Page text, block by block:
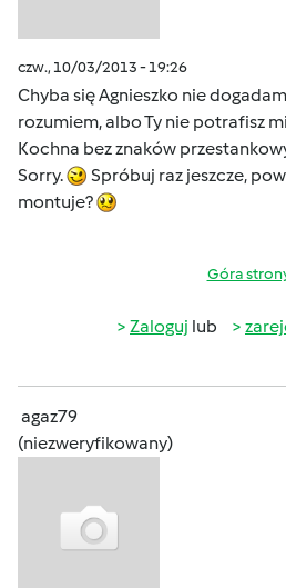
czw., 10/03/2013 - 19:26
Chyba się Agnieszko nie
rozumiem, albo Ty nie potrafisz
Kochna bez znaków
Sorry.
Spróbuj raz jeszcze,
montuje?
Góra
Zaloguj lub
agaz79
(niezweryfikowany)